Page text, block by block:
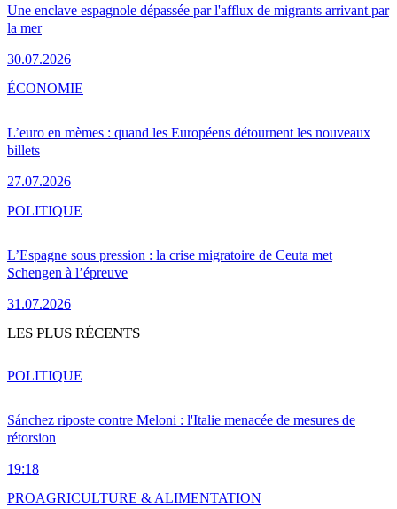
Une enclave espagnole dépassée par l'afflux de migrants arrivant par
la mer
30.07.2026
L’euro en mèmes : quand les Européens détournent les nouveaux
billets
27.07.2026
ÉCONOMIE
L’Espagne sous pression : la crise migratoire de Ceuta met
Schengen à l’épreuve
31.07.2026
POLITIQUE
LES PLUS RÉCENTS
Sánchez riposte contre Meloni : l'Italie menacée de mesures de
rétorsion
19:18
POLITIQUE
PROAGRICULTURE & ALIMENTATION